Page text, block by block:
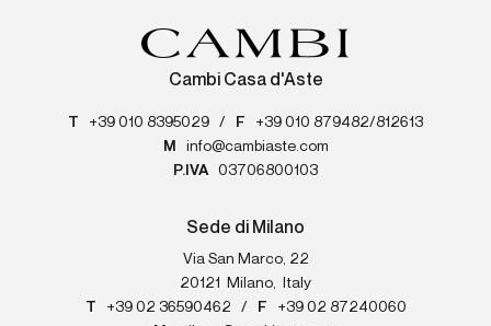
Cambi Casa d'Aste
T +39 010 8395029 / F
+39 010 879482/812613
M
info@cambiaste.com
P.IVA
03706800103
Sede di Milano
Via San Marco, 22
20121
Milano
Italy
T
+39 02 36590462 / F
+39 02 87240060